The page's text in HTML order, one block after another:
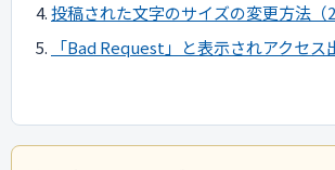
投稿された文字のサイズの変更方法（2
「Bad Request」と表示されアクセス